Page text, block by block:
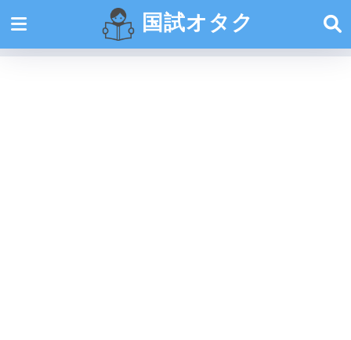
国試オタク